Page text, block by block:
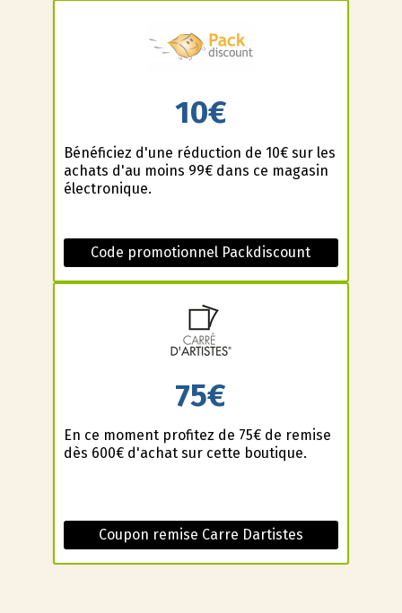
10€
Bénéficiez d'une réduction de 10€ sur les
achats d'au moins 99€ dans ce magasin
électronique.
Code promotionnel Packdiscount
75€
En ce moment profitez de 75€ de remise
dès 600€ d'achat sur cette boutique.
Coupon remise Carre Dartistes